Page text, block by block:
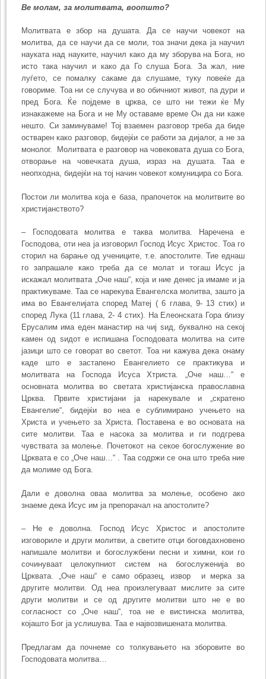
Ве молам, за молитвата, воопшто?
Молитвата е збор на душата. Да се научи човекот на
молитва, да се научи да се моли, тоа значи дека ја научил
науката над науките, научил како да му зборува на Бога, но
исто така научил и како да Го слуша Бога. За жал, ние
луѓето, се помалку сакаме да слушаме, туку повеќе да
говориме. Тоа ни се случува и во обичниот живот, па дури и
пред Бога. Ќе појдеме в црква, се што ни тежи ќе Му
изнакажеме на Бога и не Му оставаме време Он да ни каже
нешто. Си заминуваме! Тој взаемен разговор треба да биде
остварен како разговор, бидејќи се работи за дијалог, а не за
монолог. Молитвата е разговор на човековата душа со Бога,
отворање на човечката душа, израз на душата. Таа е
неопходна, бидејќи на тој начин човекот комуницира со Бога.
Постои ли молитва која е база, прапочеток на молитвите во
христијанството?
– Господовата молитва е таква молитва. Наречена е
Господова, оти неа ја изговорил Господ Исус Христос. Тоа го
сторил на барање од учениците, т.е. апостолите. Тие еднаш
го запрашале како треба да се молат и тогаш Исус ја
искажал молитвата „Оче наш“, која и ние денес ја имаме и ја
практикуваме. Таа се нарекува Евангелска молитва, зашто ја
има во Евангелијата според Матеј ( 6 глава, 9- 13 стих) и
според Лука (11 глава, 2- 4 стих). На Елеонската Гора близу
Ерусалим има еден манастир на чиј ѕид, буквално на секој
камен од ѕидот е испишана Господовата молитва на сите
јазици што се говорат во светот. Тоа ни кажува дека онаму
каде што е застапено Евангелието се практикува и
молитвата на Господа Исуса Хтриста. „Оче наш…“ е
основната молитва во светата христијанска православна
Црква. Првите христијани ја нарекувале и „скратено
Евангелие“, бидејќи во неа е сублимирано учењето на
Христа и учењето за Христа. Поставена е во основата на
сите молитви. Таа е насока за молитва и ги подгрева
чувствата за молење. Почетокот на секое богослужение во
Црквата е со „Оче наш…“ . Таа содржи се она што треба ние
да молиме од Бога.
Дали е доволна оваа молитва за молење, особено ако
знаеме дека Исус им ја препорачал на апостолите?
– Не е доволна. Господ Исус Христос и апостолите
изговориле и други молитви, а светите отци боговдахновено
напишале молитви и богослужбени песни и химни, кои го
сочинуваат целокупниот систем на богослуженија во
Црквата. „Оче наш“ е само образец, извор и мерка за
другите молитви. Од неа произлегуваат мислите за сите
други молитви и се од другите молитви што не е во
согласност со „Оче наш“, тоа не е вистинска молитва,
којашто Бог ја услишува. Таа е највозвишената молитва.
Предлагам да почнеме со толкувањето на зборовите во
Господовата молитва…